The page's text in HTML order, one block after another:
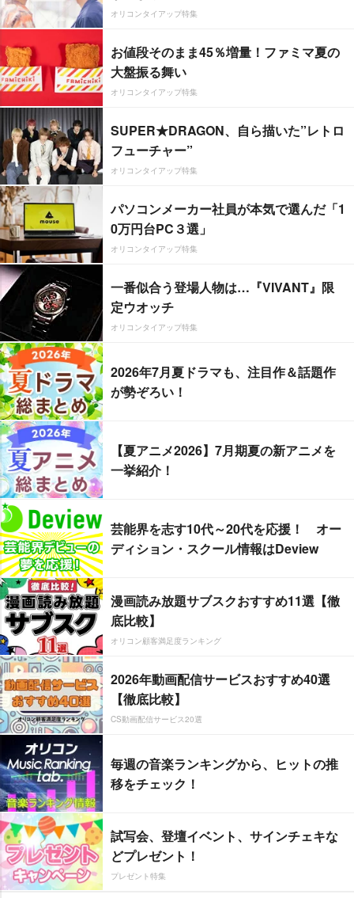
オリコンタイアップ特集
お値段そのまま45％増量！ファミマ夏の
大盤振る舞い
オリコンタイアップ特集
SUPER★DRAGON、自ら描いた”レトロ
フューチャー”
オリコンタイアップ特集
パソコンメーカー社員が本気で選んだ「1
0万円台PC３選」
オリコンタイアップ特集
一番似合う登場人物は…『VIVANT』限
定ウオッチ
オリコンタイアップ特集
2026年7月夏ドラマも、注目作＆話題作
が勢ぞろい！
【夏アニメ2026】7月期夏の新アニメを
一挙紹介！
芸能界を志す10代～20代を応援！ オー
ディション・スクール情報はDeview
漫画読み放題サブスクおすすめ11選【徹
底比較】
オリコン顧客満足度ランキング
2026年動画配信サービスおすすめ40選
【徹底比較】
CS動画配信サービス20選
毎週の音楽ランキングから、ヒットの推
移をチェック！
試写会、登壇イベント、サインチェキな
どプレゼント！
プレゼント特集